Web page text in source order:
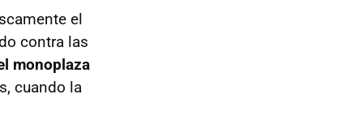
el
contra las
monoplaza
cuando la